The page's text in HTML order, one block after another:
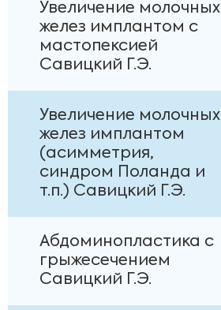
Увеличение молочных
желез имплантом с
мастопексией
Савицкий Г.Э.
Увеличение молочных
желез имплантом
(асимметрия,
синдром Поланда и
т.п.) Савицкий Г.Э.
Абдоминопластика с
грыжесечением
Савицкий Г.Э.